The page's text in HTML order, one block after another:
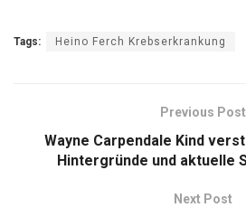
Tags: Heino Ferch Krebserkrankung
Previous Post
Wayne Carpendale Kind
Hintergründe und aktuelle
Next Post